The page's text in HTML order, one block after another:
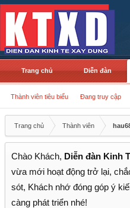
Trang chủ Diễn đàn
Thành viên tiêu biểu Đang truy cập
Trang chủ Thành viên
Chào Khách, Diễn đàn Kinh
vừa mới hoạt động trở lại,
sót, Khách nhớ đóng góp ý
càng phát triển nhé!